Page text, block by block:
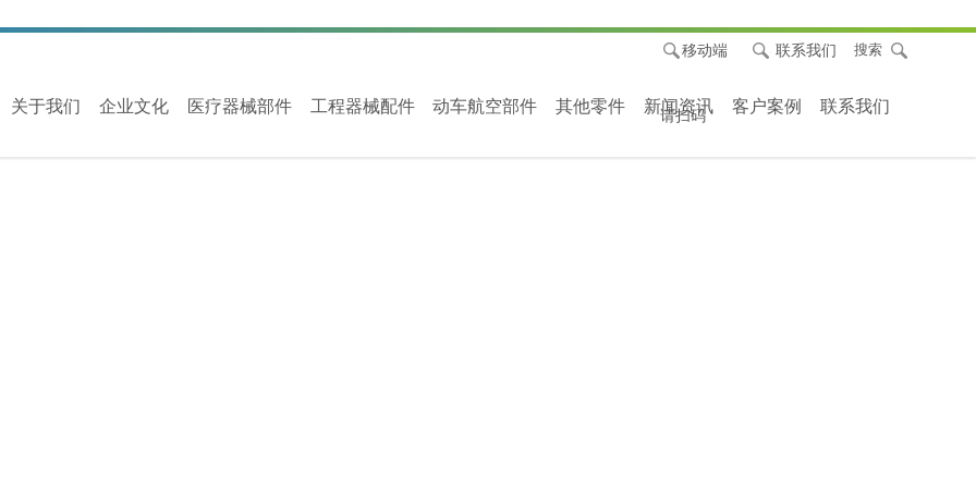
搜索
联系我们
移动端
请扫码
关于我们 企业文化 医疗器械部件 工程器械配件 动车航空部件 其他零件 新闻资讯 客户案例 联系我们